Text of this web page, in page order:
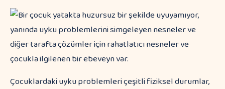
Çocuklardaki uyku problemleri çeşitli fiziksel durumlar,